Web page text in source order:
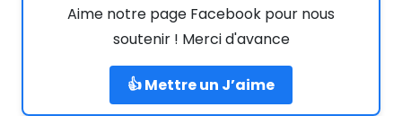
Aime notre page Facebook pour nous
soutenir ! Merci d'avance
👍 Mettre un J’aime